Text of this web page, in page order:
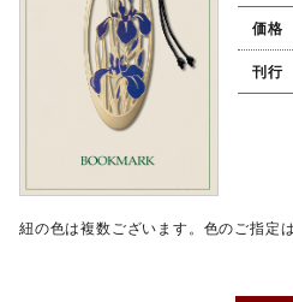
価格
刊行
紐の色は複数ございます。色のご指定